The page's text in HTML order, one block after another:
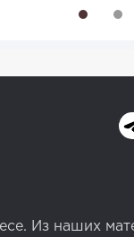
2
Из наших